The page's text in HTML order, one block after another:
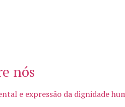
nós
e expressão da dignidade